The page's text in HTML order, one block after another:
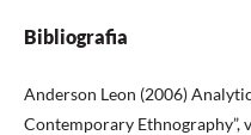
Bibliografia
Anderson Leon (2006)
Contemporary Ethnography”,